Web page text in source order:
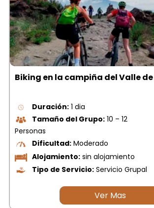
Biking en la campiña del Valle
Duración: 1 dia
Tamaño del Grupo: 10 – 12
Personas
Dificultad: Moderado
Alojamiento: sin alojamiento
Tipo de Servicio: Servicio Grupal
Ver Mas